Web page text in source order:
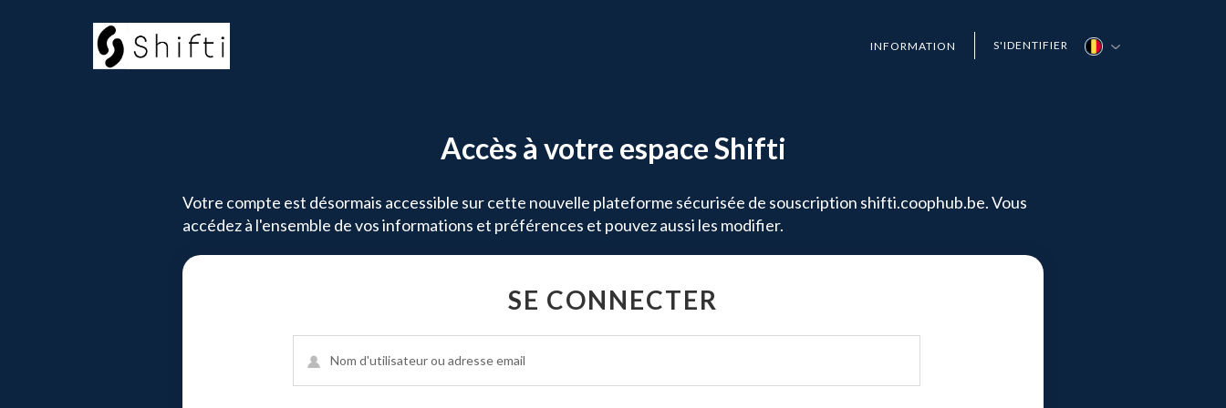
INFORMATION S'IDENTIFIER
Accès à votre espace Shifti
Votre compte est désormais accessible sur cette nouvelle plateforme sécurisée de souscription shifti.coophub.be. Vous
accédez à l'ensemble de vos informations et préférences et pouvez aussi les modifier.
SE CONNECTER